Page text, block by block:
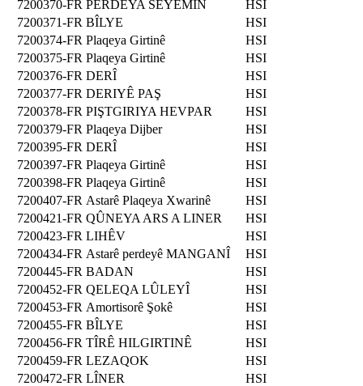
7200370-FR PERDEYA SÊYEMÎN
HSI
7200371-FR BÎLYE
HSI
7200374-FR Plaqeya Girtinê
HSI
7200375-FR Plaqeya Girtinê
HSI
7200376-FR DERÎ
HSI
7200377-FR DERIYÊ PAŞ
HSI
7200378-FR PIŞTGIRIYA HEVPAR
HSI
7200379-FR Plaqeya Dijber
HSI
7200395-FR DERÎ
HSI
7200397-FR Plaqeya Girtinê
HSI
7200398-FR Plaqeya Girtinê
HSI
7200407-FR Astarê Plaqeya Xwarinê
HSI
7200421-FR QÛNEYA ARS A LINER
HSI
7200423-FR LIHÊV
HSI
7200434-FR Astarê perdeyê MANGANÎ
HSI
7200445-FR BADAN
HSI
7200452-FR QELEQA LÛLEYÎ
HSI
7200453-FR Amortisorê Şokê
HSI
7200455-FR BÎLYE
HSI
7200456-FR TÎRÊ HILGIRTINÊ
HSI
7200459-FR LEZAQOK
HSI
7200472-FR LÎNER
HSI